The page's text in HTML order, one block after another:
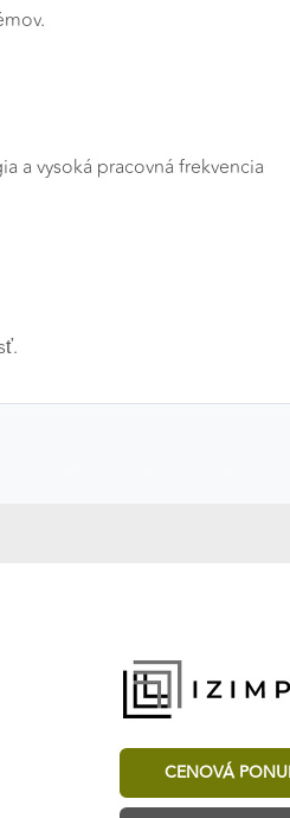
a vysoká pracovná frekvencia
CENOVÁ